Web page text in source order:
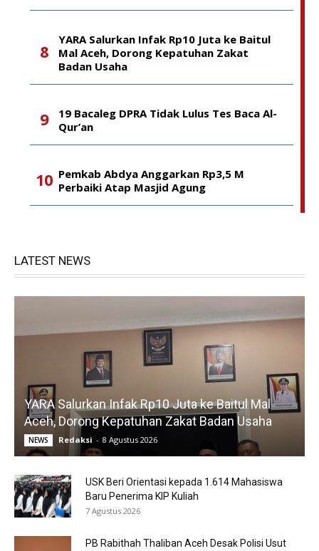
YARA Salurkan Infak Rp10 Juta ke Baitul
Mal Aceh, Dorong Kepatuhan Zakat
Badan Usaha
19 Bacaleg DPRA Tidak Lulus Tes Baca Al-
Qur’an
Pemkab Abdya Anggarkan Rp3,5 M
Perbaiki Atap Masjid Agung
LATEST NEWS
YARA Salurkan Infak Rp10 Juta ke Baitul Mal
Aceh, Dorong Kepatuhan Zakat Badan Usaha
NEWS Redaksi - 8 Agustus 2026
USK Beri Orientasi kepada 1.614 Mahasiswa
Baru Penerima KIP Kuliah
7 Agustus 2026
PB Rabithah Thaliban Aceh Desak Polisi Usut